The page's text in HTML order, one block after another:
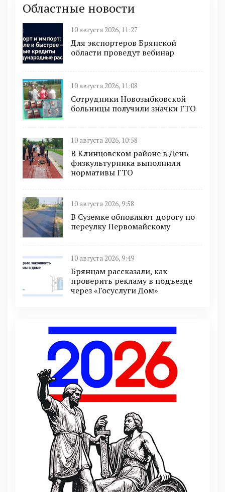
Областные новости
10 августа 2026, 11:27
Для экспортеров Брянской
области проведут вебинар
10 августа 2026, 11:08
Сотрудники Новозыбковской
больницы получили значки ГТО
10 августа 2026, 10:58
В Клинцовском районе в День
физкультурника выполнили
нормативы ГТО
10 августа 2026, 9:58
В Суземке обновляют дорогу по
переулку Первомайскому
10 августа 2026, 9:49
Брянцам рассказали, как
проверить рекламу в подъезде
через «Госуслуги Дом»